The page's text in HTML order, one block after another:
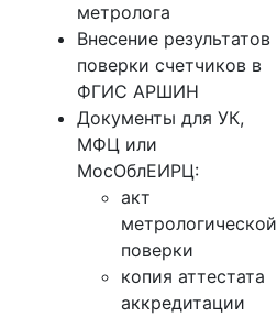
метролога
Внесение результатов
поверки счетчиков в
ФГИС АРШИН
Документы для УК,
МФЦ или
МосОблЕИРЦ:
акт
метрологической
поверки
копия аттестата
аккредитации